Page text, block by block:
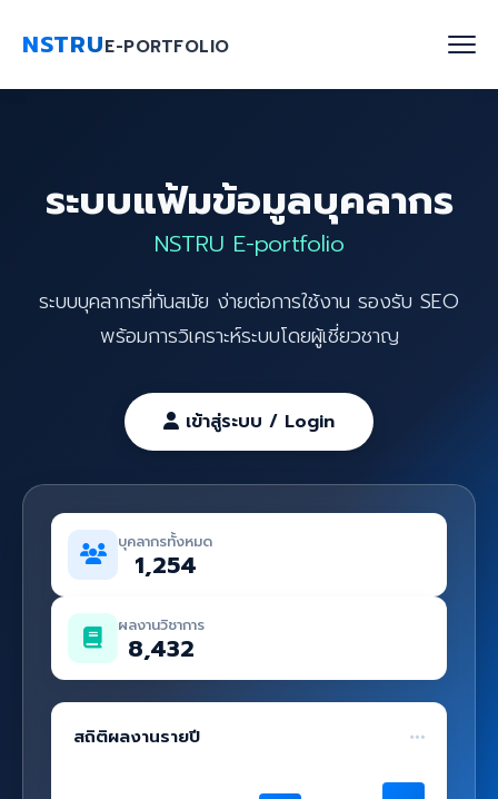
NSTRUE-PORTFOLIO
ค้นหาบุคลากร
งานวิจัย
เกี่ยวกับเรา
ติดต่อเรา
ระบบแฟ้มข้อมูลบุคลากร
NSTRU E-portfolio
ระบบบุคลากรที่ทันสมัย ง่ายต่อการใช้งาน รองรับ SEO
พร้อมการวิเคราะห์ระบบโดยผู้เชี่ยวชาญ
เข้าสู่ระบบ / Login
บุคลากรทั้งหมด
1,254
ผลงานวิชาการ
8,432
สถิติผลงานรายปี